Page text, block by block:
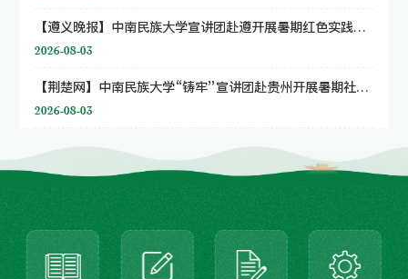
【遵义晚报】中南民族大学宣讲团赴遵开展暑期红色实践调研
2026-08-03
【荆楚网】中南民族大学“铸牢”宣讲团赴贵州开展暑期社会实践
2026-08-03